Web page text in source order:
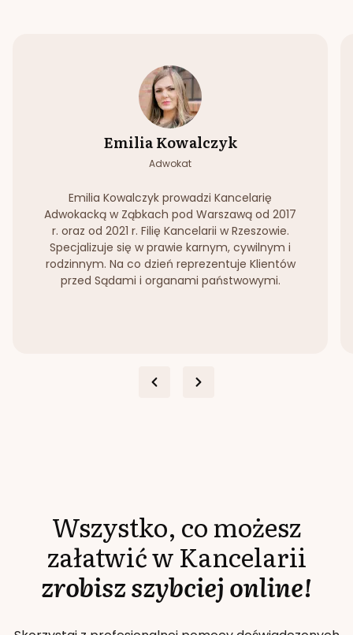
Emilia Kowalczyk
Adwokat
Emilia Kowalczyk prowadzi Kancelarię
Adwokacką w Ząbkach pod Warszawą od 2017
r. oraz od 2021 r. Filię Kancelarii w Rzeszowie.
Specjalizuje się w prawie karnym, cywilnym i
rodzinnym. Na co dzień reprezentuje Klientów
przed Sądami i organami państwowymi.
Wszystko, co możesz
załatwić w Kancelarii
zrobisz szybciej online!